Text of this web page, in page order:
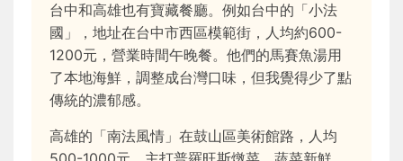
台中和高雄也有寶藏餐廳。例如台中的「小法
國」，地址在台中市西區模範街，人均約600-
1200元，營業時間午晚餐。他們的馬賽魚湯用
了本地海鮮，調整成台灣口味，但我覺得少了點
傳統的濃郁感。
高雄的「南法風情」在鼓山區美術館路，人均